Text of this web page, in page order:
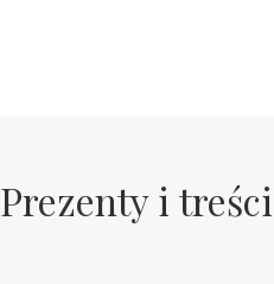
Prezenty i